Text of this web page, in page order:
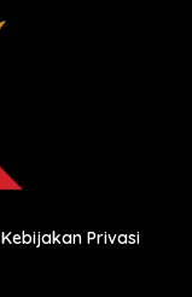
Kebijakan Privasi